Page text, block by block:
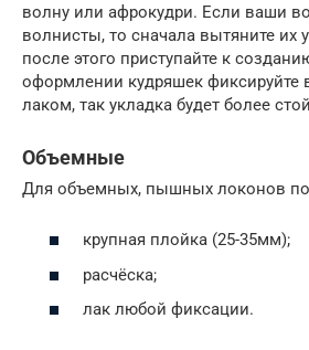
волну или афрокудри. Если ваши
волнисты, то сначала вытяните их
после этого приступайте к
оформлении кудряшек фиксируйте
лаком, так укладка будет более
Объемные
Для объемных, пышных локонов
крупная плойка (25-35мм);
расчёска;
лак любой фиксации.